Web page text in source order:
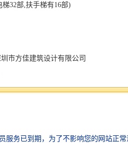
32部,扶手梯有16部)
市方佳建筑设计有限公司